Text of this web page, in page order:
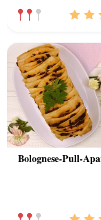
Bolognese-Pull-